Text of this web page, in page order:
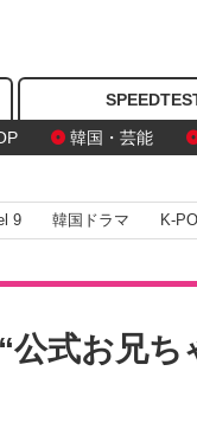
韓国・芸能
9 韓国ドラマ K-
公式お兄